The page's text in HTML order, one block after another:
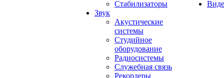
Стабилизаторы
Звук
Акустические
системы
Студийное
оборудование
Радиосистемы
Служебная связь
Рекордеры